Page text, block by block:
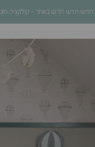
חדש חדש חדש באתר - קולקציה